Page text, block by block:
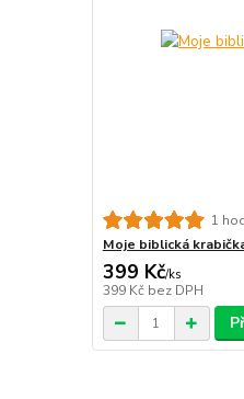
1
Moje biblická
399 Kč/ks
399 Kč bez DPH